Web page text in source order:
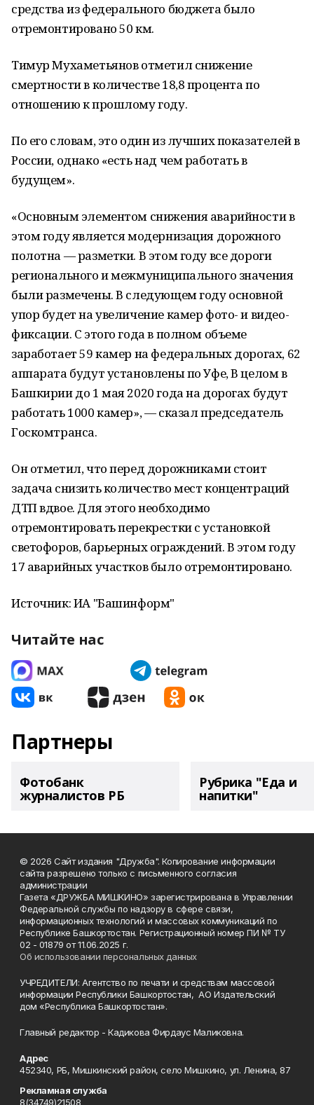
средства из федерального бюджета было
отремонтировано 50 км.
Тимур Мухаметьянов отметил снижение
смертности в количестве 18,8 процента по
отношению к прошлому году.
По его словам, это один из лучших показателей в
России, однако «есть над чем работать в
будущем».
«Основным элементом снижения аварийности в
этом году является модернизация дорожного
полотна — разметки. В этом году все дороги
регионального и межмуниципального значения
были размечены. В следующем году основной
упор будет на увеличение камер фото- и видео-
фиксации. С этого года в полном объеме
заработает 59 камер на федеральных дорогах, 62
аппарата будут установлены по Уфе, В целом в
Башкирии до 1 мая 2020 года на дорогах будут
работать 1000 камер», — сказал председатель
Госкомтранса.
Он отметил, что перед дорожниками стоит
задача снизить количество мест концентраций
ДТП вдвое. Для этого необходимо
отремонтировать перекрестки с установкой
светофоров, барьерных ограждений. В этом году
17 аварийных участков было отремонтировано.
Источник: ИА "Башинформ"
Читайте нас
Партнеры
Фотобанк
журналистов РБ
Рубрика "Еда и
напитки"
© 2026 Сайт издания "Дружба". Копирование информации
сайта разрешено только с письменного согласия
администрации
Газета «ДРУЖБА МИШКИНО» зарегистрирована в Управлении
Федеральной службы по надзору в сфере связи,
информационных технологий и массовых коммуникаций по
Республике Башкортостан. Регистрационный номер ПИ № ТУ
02 - 01879 от 11.06.2025 г.
Об использовании персональных данных
УЧРЕДИТЕЛИ: Агентство по печати и средствам массовой
информации Республики Башкортостан, АО Издательский
дом «Республика Башкортостан».
Главный редактор - Кадикова Фирдаус Маликовна.
Адрес
452340, РБ, Мишкинский район, село Мишкино, ул. Ленина, 87
Рекламная служба
8(34749)21508